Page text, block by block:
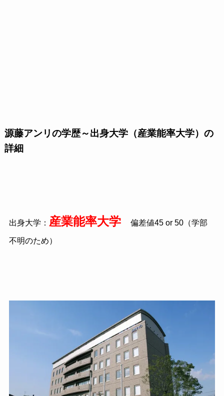
源藤アンリの学歴～出身大学（産業能率大学）の
詳細
出身大学： 産業能率大学 偏差値45 or 50（学部
不明のため）